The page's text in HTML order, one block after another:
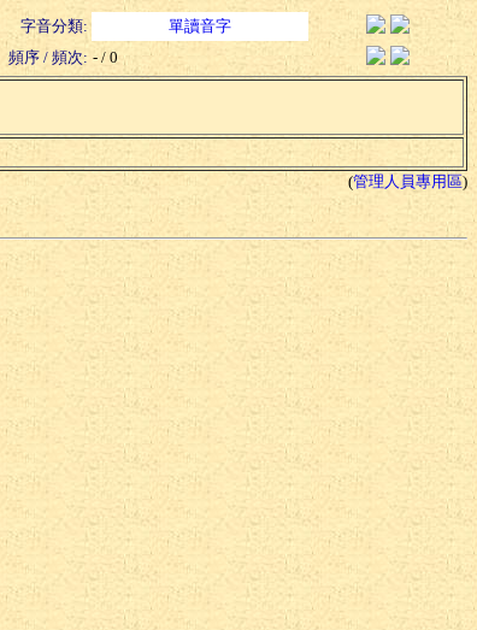
字音分類:
單讀音字
頻序 / 頻次: - / 0
(管理人員專用區)